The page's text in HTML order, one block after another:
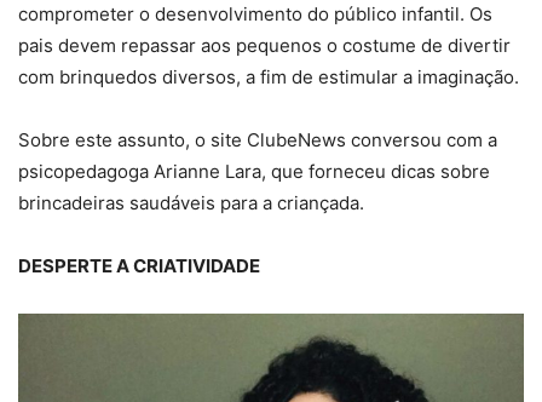
comprometer o desenvolvimento do público infantil. Os
pais devem repassar aos pequenos o costume de divertir
com brinquedos diversos, a fim de estimular a imaginação.
Sobre este assunto, o site ClubeNews conversou com a
psicopedagoga Arianne Lara, que forneceu dicas sobre
brincadeiras saudáveis para a criançada.
DESPERTE A CRIATIVIDADE